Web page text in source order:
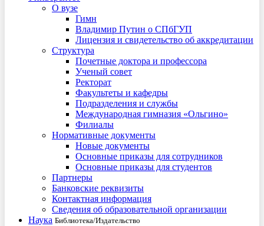
О вузе
Гимн
Владимир Путин о СПбГУП
Лицензия и свидетельство об аккредитации
Структура
Почетные доктора и профессора
Ученый совет
Ректорат
Факультеты и кафедры
Подразделения и службы
Международная гимназия «Ольгино»
Филиалы
Нормативные документы
Новые документы
Основные приказы для сотрудников
Основные приказы для студентов
Партнеры
Банковские реквизиты
Контактная информация
Сведения об образовательной организации
Наука Библиотека/Издательство